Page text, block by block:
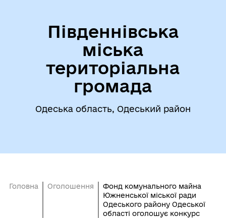
Південнівська
міська
територіальна
громада
Одеська область, Одеський район
Головна Оголошення
Фонд комунального майна
Южненської міської ради
Одеського району Одеської
області оголошує конкурс